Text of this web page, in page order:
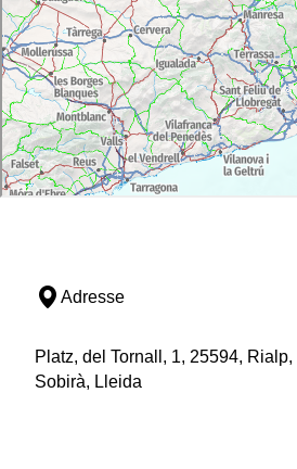
Adresse
Platz, del Tornall, 1, 25594,
Sobirà, Lleida